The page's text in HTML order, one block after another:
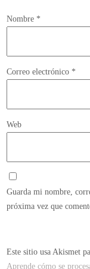
Nombre *
Correo electrónico *
Web
Guarda mi nombre,
próxima vez que
Este sitio usa Akismet
Aprende cómo se